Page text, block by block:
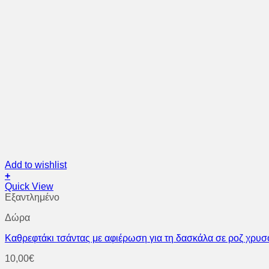
Add to wishlist
+
Quick View
Εξαντλημένο
Δώρα
Καθρεφτάκι τσάντας με αφιέρωση για τη δασκάλα σε ροζ
10,00€